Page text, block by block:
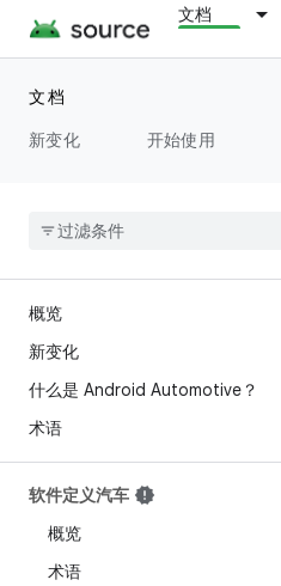
文档
文档
新变化
开始使用
概览
新变化
什么是 Android Automotive？
术语
软件定义汽车
概览
术语